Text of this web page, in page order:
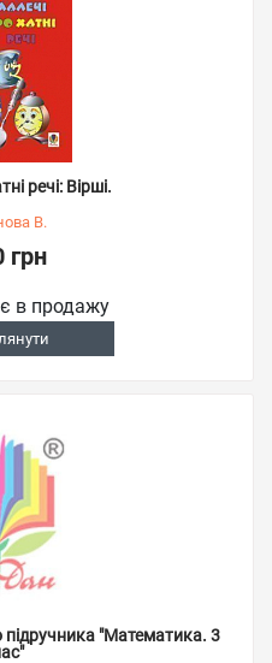
речі: Вірші.
В.
грн
в продажу
"Математика. 3